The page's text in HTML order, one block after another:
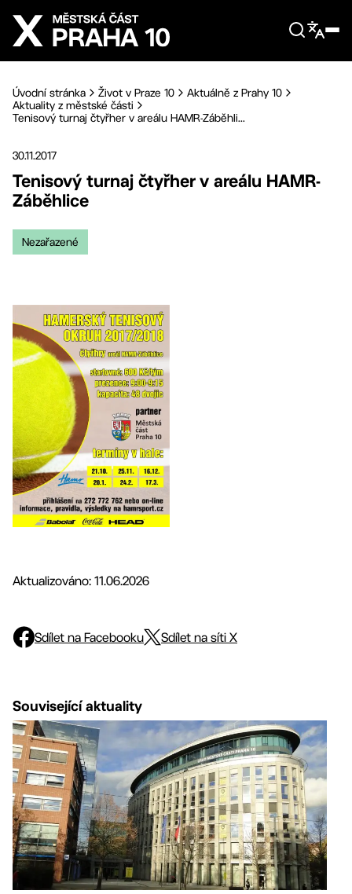
Přejít na hlavní obsah
Úvodní stránka Život v Praze 10
Aktuálně z Prahy 10
Aktuality z městské části
Tenisový turnaj čtyřher v areálu HAMR-Záběhli...
30.11.2017
Tenisový turnaj čtyřher v areálu HAMR-
Záběhlice
Nezařazené
Aktualizováno: 11.06.2026
Sdílet na Facebooku Sdílet na síti X
Související aktuality